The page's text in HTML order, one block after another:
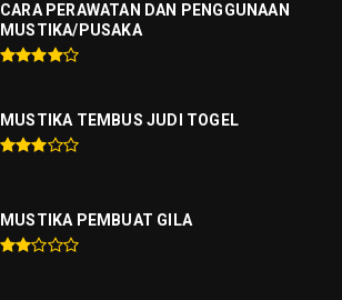
CARA PERAWATAN DAN PENGGUNAAN
MUSTIKA/PUSAKA
MUSTIKA TEMBUS JUDI TOGEL
MUSTIKA PEMBUAT GILA